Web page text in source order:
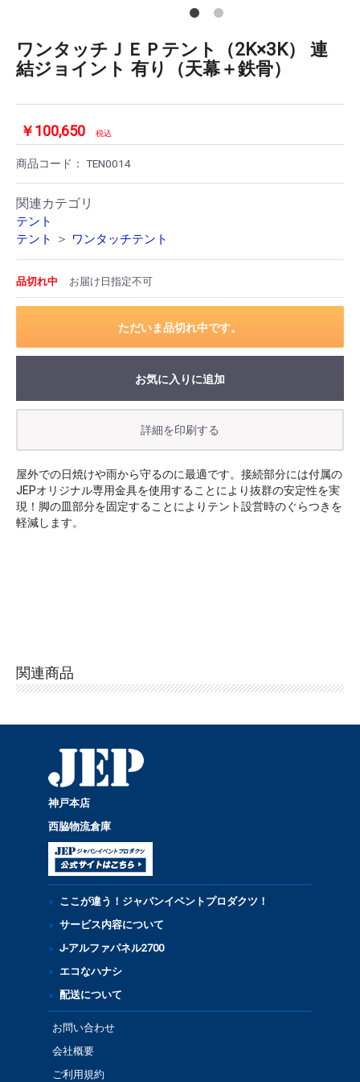
ワンタッチＪＥＰテント（2K×3K） 連
結ジョイント 有り（天幕＋鉄骨）
￥100,650 税込
商品コード： TEN0014
関連カテゴリ
テント
テント
＞ ワンタッチテント
品切れ中 お届け日指定不可
ただいま品切れ中です。
お買い物を続ける カートへ進む
お気に入りに追加
屋外での日焼けや雨から守るのに最適です。接続部分には付属の
JEPオリジナル専用金具を使用することにより抜群の安定性を実
現！脚の皿部分を固定することによりテント設営時のぐらつきを
軽減します。
関連商品
神戸本店
西脇物流倉庫
ここが違う！ジャパンイベントプロダクツ！
サービス内容について
J-アルファパネル2700
エコなハナシ
配送について
お問い合わせ
会社概要
ご利用規約